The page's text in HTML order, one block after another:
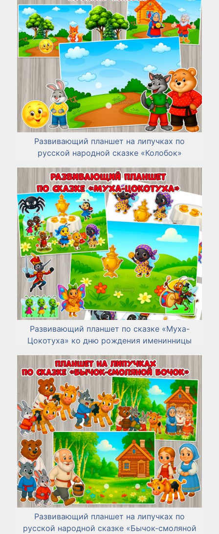
Развивающий планшет на липучках по
русской народной сказке «Колобок»
Развивающий планшет по сказке «Муха-
Цокотуха» ко дню рождения именинницы
Развивающий планшет на липучках по
русской народной сказке «Бычок-смоляной